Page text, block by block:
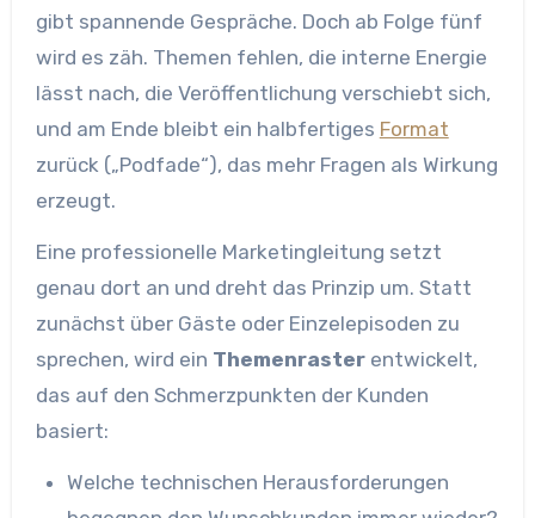
gibt spannende Gespräche. Doch ab Folge fünf
wird es zäh. Themen fehlen, die interne Energie
lässt nach, die Veröffentlichung verschiebt sich,
und am Ende bleibt ein halbfertiges Format
zurück („Podfade“), das mehr Fragen als Wirkung
erzeugt.
Eine professionelle Marketingleitung setzt
genau dort an und dreht das Prinzip um. Statt
zunächst über Gäste oder Einzelepisoden zu
sprechen, wird ein Themenrasterentwickelt,
das auf den Schmerzpunkten der Kunden
basiert:
Welche technischen Herausforderungen